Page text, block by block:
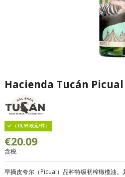
Hacienda Tucán
（19,95 欧元/件）
€20.09
含税
早摘皮夸尔（Picual）品种特级初榨橄榄油